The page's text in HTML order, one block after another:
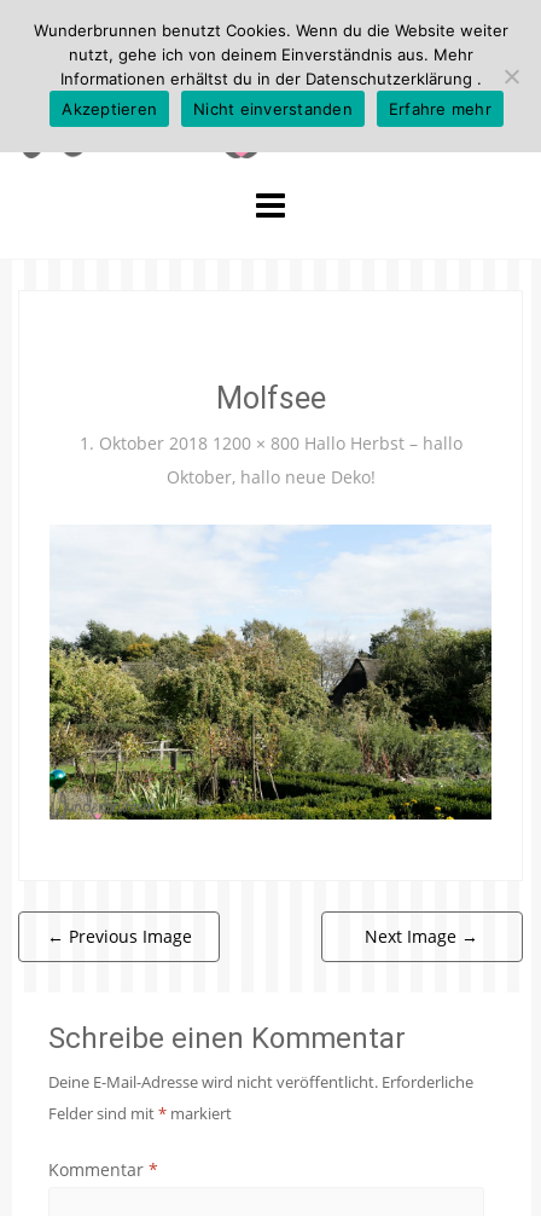
Molfsee
1. Oktober 2018 1200 × 800 Hallo Herbst – hallo
Oktober, hallo neue Deko!
← Previous Image Next Image →
Schreibe einen Kommentar
Deine E-Mail-Adresse wird nicht veröffentlicht. Erforderliche
Felder sind mit* markiert
Kommentar *
Wunderbrunnen benutzt Cookies. Wenn du die Website weiter
nutzt, gehe ich von deinem Einverständnis aus. Mehr
Informationen erhältst du in der Datenschutzerklärung .
Akzeptieren
Nicht einverstanden Erfahre mehr